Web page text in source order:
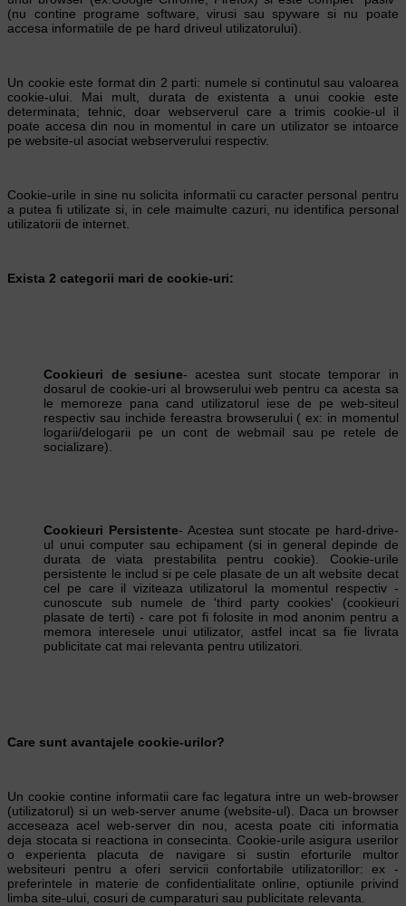
(nu contine programe software, virusi sau spyware si nu poate
accesa informatiile de pe hard driveul utilizatorului).
Un cookie este format din 2 parti: numele si continutul sau valoarea
cookie-ului. Mai mult, durata de existenta a unui cookie este
determinata; tehnic, doar webserverul care a trimis cookie-ul il
poate accesa din nou in momentul in care un utilizator se intoarce
pe website-ul asociat webserverului respectiv.
Cookie-urile in sine nu solicita informatii cu caracter personal pentru
a putea fi utilizate si, in cele maimulte cazuri, nu identifica personal
utilizatorii de internet.
Exista 2 categorii mari de cookie-uri:
Cookieuri de sesiune- acestea sunt stocate temporar in
dosarul de cookie-uri al browserului web pentru ca acesta sa
le memoreze pana cand utilizatorul iese de pe web-siteul
respectiv sau inchide fereastra browserului ( ex: in momentul
logarii/delogarii pe un cont de webmail sau pe retele de
socializare).
Cookieuri Persistente- Acestea sunt stocate pe hard-drive-
ul unui computer sau echipament (si in general depinde de
durata de viata prestabilita pentru cookie). Cookie-urile
persistente le includ si pe cele plasate de un alt website decat
cel pe care il viziteaza utilizatorul la momentul respectiv -
cunoscute sub numele de 'third party cookies' (cookieuri
plasate de terti) - care pot fi folosite in mod anonim pentru a
memora interesele unui utilizator, astfel incat sa fie livrata
publicitate cat mai relevanta pentru utilizatori.
Care sunt avantajele cookie-urilor?
Un cookie contine informatii care fac legatura intre un web-browser
(utilizatorul) si un web-server anume (website-ul). Daca un browser
acceseaza acel web-server din nou, acesta poate citi informatia
deja stocata si reactiona in consecinta. Cookie-urile asigura userilor
o experienta placuta de navigare si sustin eforturile multor
websiteuri pentru a oferi servicii confortabile utilizatorillor: ex -
preferintele in materie de confidentialitate online, optiunile privind
limba site-ului, cosuri de cumparaturi sau publicitate relevanta.